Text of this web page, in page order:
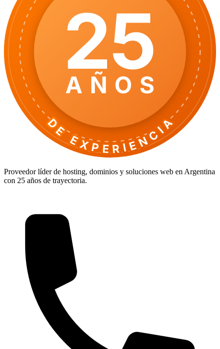
DE EXPERIENCIA
25
AÑOS
Proveedor líder de hosting, dominios y soluciones web en Argentina
con 25 años de trayectoria.